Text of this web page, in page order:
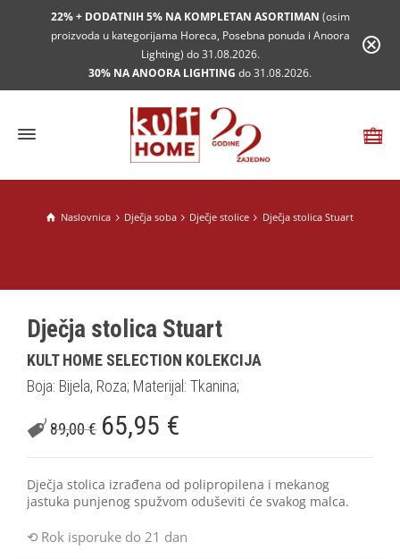
22% + DODATNIH 5% NA KOMPLETAN ASORTIMAN (osim
proizvoda u kategorijama Horeca, Posebna ponuda i Anoora
Lighting) do 31.08.2026.
30% NA ANOORA LIGHTING do 31.08.2026.
Naslovnica Dječja soba Dječje stolice Dječja stolica Stuart
Dječja stolica Stuart
KULT HOME SELECTION KOLEKCIJA
Boja: Bijela, Roza; Materijal: Tkanina;
89,00€ 65,95 €
Dječja stolica izrađena od polipropilena i mekanog
jastuka punjenog spužvom oduševiti će svakog malca.
Rok isporuke do 21 dan